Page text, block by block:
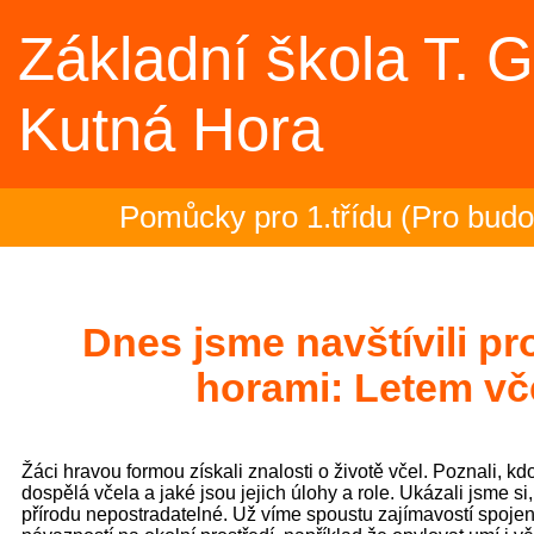
Základní škola T.
Kutná Hora
Pomůcky pro 1.třídu (Pro
2.- 5.ročník na plovárně
Zakončení olympiády - 23.6.2026
Evropská mozaika – projektový
Dnes jsme navštívili
horami: Letem
Žáci hravou formou získali znalosti o životě včel. Poznali,
dospělá včela a jaké jsou jejich úlohy a role. Ukázali jsme
přírodu nepostradatelné. Už víme spoustu zajímavostí